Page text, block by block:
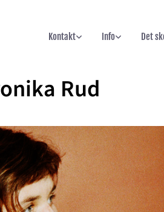
Kontakt Info Det
Rud